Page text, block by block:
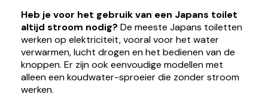
Heb je voor het gebruik van een Japans toilet
altijd stroom nodig? De meeste Japans toiletten
werken op elektriciteit, vooral voor het water
verwarmen, lucht drogen en het bedienen van de
knoppen. Er zijn ook eenvoudige modellen met
alleen een koudwater-sproeier die zonder stroom
werken.